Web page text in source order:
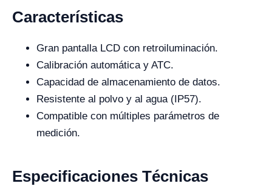
Características
Gran pantalla LCD con retroiluminación.
Calibración automática y ATC.
Capacidad de almacenamiento de datos.
Resistente al polvo y al agua (IP57).
Compatible con múltiples parámetros de
medición.
Especificaciones Técnicas